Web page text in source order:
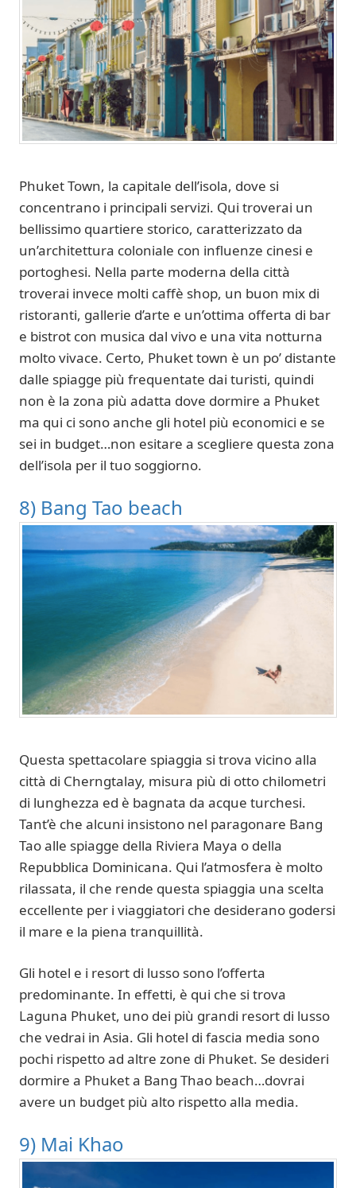
Phuket Town, la capitale dell’isola, dove si
concentrano i principali servizi. Qui troverai un
bellissimo quartiere storico, caratterizzato da
un’architettura coloniale con influenze cinesi e
portoghesi. Nella parte moderna della città
troverai invece molti caffè shop, un buon mix di
ristoranti, gallerie d’arte e un’ottima offerta di bar
e bistrot con musica dal vivo e una vita notturna
molto vivace. Certo, Phuket town è un po’ distante
dalle spiagge più frequentate dai turisti, quindi
non è la zona più adatta dove dormire a Phuket
ma qui ci sono anche gli hotel più economici e se
sei in budget…non esitare a scegliere questa zona
dell’isola per il tuo soggiorno.
8) Bang Tao beach
Questa spettacolare spiaggia si trova vicino alla
città di Cherngtalay, misura più di otto chilometri
di lunghezza ed è bagnata da acque turchesi.
Tant’è che alcuni insistono nel paragonare Bang
Tao alle spiagge della Riviera Maya o della
Repubblica Dominicana. Qui l’atmosfera è molto
rilassata, il che rende questa spiaggia una scelta
eccellente per i viaggiatori che desiderano godersi
il mare e la piena tranquillità.
Gli hotel e i resort di lusso sono l’offerta
predominante. In effetti, è qui che si trova
Laguna Phuket, uno dei più grandi resort di lusso
che vedrai in Asia. Gli hotel di fascia media sono
pochi rispetto ad altre zone di Phuket. Se desideri
dormire a Phuket a Bang Thao beach…dovrai
avere un budget più alto rispetto alla media.
9) Mai Khao